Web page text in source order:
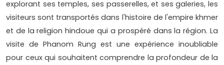
explorant ses temples, ses passerelles, et ses galeries, les
visiteurs sont transportés dans l'histoire de l'empire khmer
et de la religion hindoue qui a prospéré dans la région. La
visite de Phanom Rung est une expérience inoubliable
pour ceux qui souhaitent comprendre la profondeur de la